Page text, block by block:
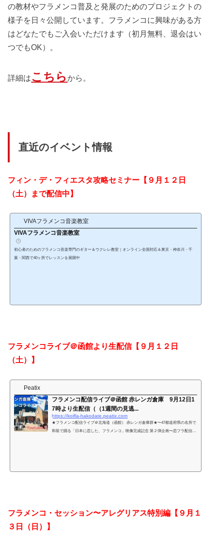
の教材やフラメンコ普及と発展のためのプロジェクトの
様子を日々公開しています。フラメンコに興味がある方
はどなたでもご入会いただけます（初月無料、退会はい
つでもOK）。
詳細はこちらから。
直近のイベント情報
フィン・デ・フィエスタ攻略セミナー 【９月１２日
（土）まで配信中】
VIVAフラメンコ音楽教室
VIVAフラメンコ音楽教室
初心者のためのフラメンコ音楽専門のギター＆ウクレレ教室｜オンライン全国対応＆東京・神奈川・千
葉・関西で40ヶ所でレッスンを展開中
フラメンコライブ＠函館より生配信【９月１２日
（土）】
Peatix
フラメンコ配信ライブ＠函館 赤レンガ倉庫 9月12日1
7時より生配信（（1週間の見逃...
https://koifla-hakodate.peatix.com
★フラメンコ配信ライブ＠北海道（函館） 赤レンガ倉庫群★〜47都道府県の名所で
和装で踊る「日本に恋した、フラメンコ」映像完成記念 第２弾企画〜恋フラ配信ラ
フラメンコ・セッション〜アレグリアス特別編 【９月１
３日（日）】